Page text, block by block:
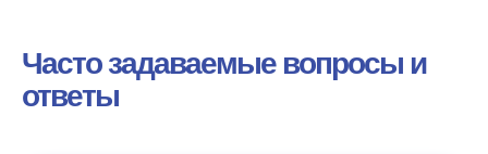
Часто задаваемые вопросы и
ответы